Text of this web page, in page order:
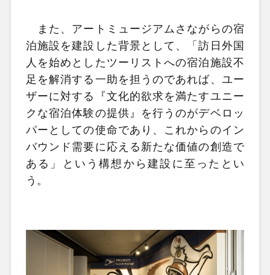
また、アートミュージアムさながらの宿
泊施設を建設した背景として、「訪日外国
人を始めとしたツーリストへの宿泊施設不
足を解消する一助を担うのであれば、ユー
ザーに対する『文化的欲求を満たすユニー
クな宿泊体験の提供』を行うのがデベロッ
パーとしての使命であり、これからのイン
バウンド需要に応える新たな価値の創造で
ある」という構想から建設に至ったとい
う。